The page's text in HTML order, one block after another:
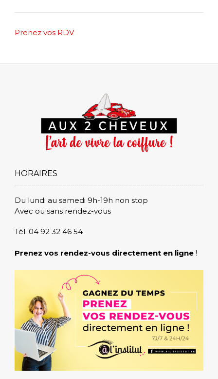
Post
Prenez vos RDV
HORAIRES
Du lundi au samedi 9h-19h non stop
Avec ou sans rendez-vous
Tél. 04 92 32 46 54
Prenez vos rendez-vous directement en ligne !